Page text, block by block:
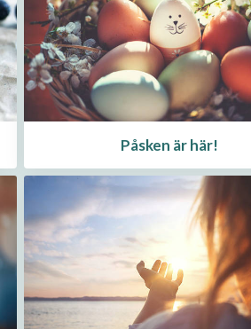
Påsken är här!